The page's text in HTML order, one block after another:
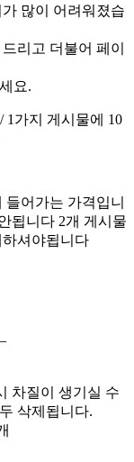
많이 어려워졌습
리고 더불어 페이
요.
1가지 게시물에 10
어가는 가격입니
됩니다 2개 게시물
셔야됩니다
차질이 생기실 수
삭제됩니다.